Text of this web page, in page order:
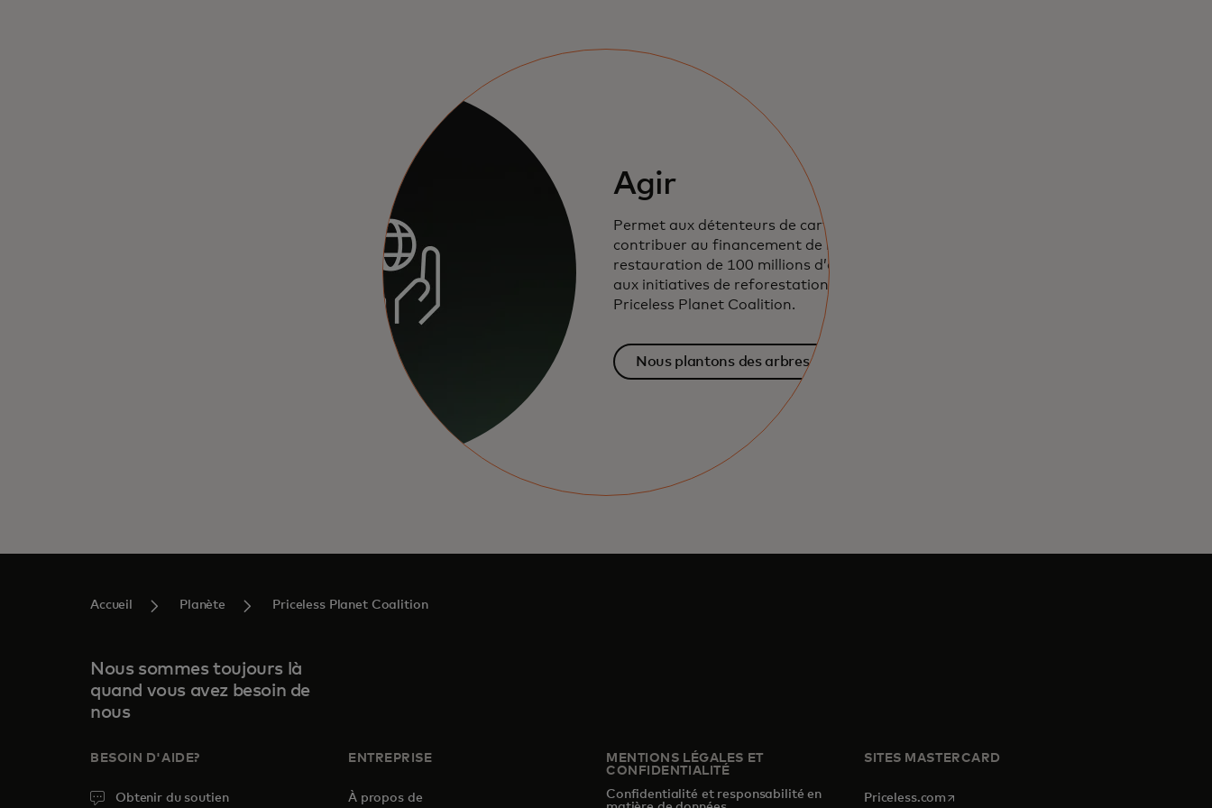
Agir
Permet aux détenteurs de carte de
contribuer au financement de la
restauration de 100 millions d’arbres grâce
aux initiatives de reforestation de la
Priceless Planet Coalition.
Nous plantons des arbres
Accueil Planète Priceless Planet Coalition
Nous sommes toujours là
quand vous avez besoin de
nous
BESOIN D'AIDE?
Obtenir du soutien
ENTREPRISE
À propos de
MENTIONS LÉGALES ET
CONFIDENTIALITÉ
Confidentialité et responsabilité en
SITES MASTERCARD
Priceless.com s’ouvre dans un nouvel onglet